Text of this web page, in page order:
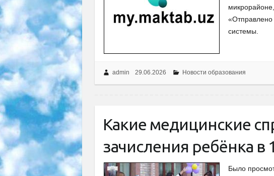
системы.
admin 29.06.2026 Новости образования
Какие медицинские
зачисления ребёнка в
Было